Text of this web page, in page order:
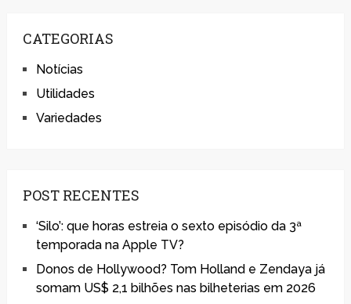
CATEGORIAS
Notícias
Utilidades
Variedades
POST RECENTES
‘Silo’: que horas estreia o sexto episódio da 3ª
temporada na Apple TV?
Donos de Hollywood? Tom Holland e Zendaya já
somam US$ 2,1 bilhões nas bilheterias em 2026